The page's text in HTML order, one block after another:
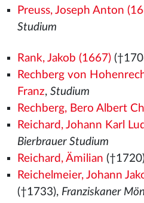
Preuss, Joseph Anton
Studium
Rank, Jakob (1667)
Rechberg von
Franz, Studium
Rechberg, Bero Albert
Reichard, Johann Karl
Bierbrauer Studium
Reichard, Ämilian
Reichelmeier, Johann
(†1733), Franziskaner